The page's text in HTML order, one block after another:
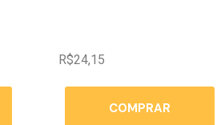
R$24,15
COMPRAR